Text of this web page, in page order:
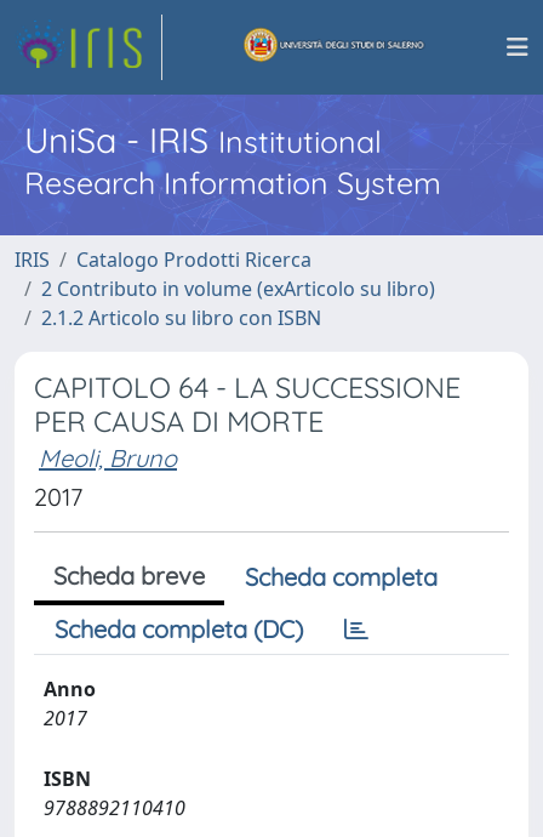
UniSa - IRISInstitutional
Research Information System
IRIS
Catalogo Prodotti Ricerca
2 Contributo in volume (exArticolo su libro)
2.1.2 Articolo su libro con ISBN
CAPITOLO 64 - LA SUCCESSIONE
PER CAUSA DI MORTE
Meoli, Bruno
2017
Scheda breve
Scheda completa
Scheda completa (DC)
Anno
2017
ISBN
9788892110410